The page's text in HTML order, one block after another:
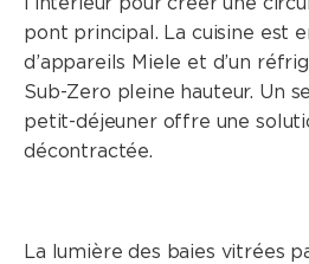
pont principal. La cuisine est
d’appareils Miele et d’un
Sub-Zero pleine hauteur. Un
petit-déjeuner offre une
décontractée.
La lumière des baies vitrées